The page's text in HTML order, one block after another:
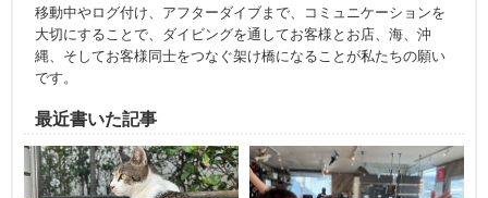
移動中やログ付け、アフターダイブまで、コミュニケーションを
大切にすることで、ダイビングを通してお客様とお店、海、沖
縄、そしてお客様同士をつなぐ架け橋になることが私たちの願い
です。
最近書いた記事